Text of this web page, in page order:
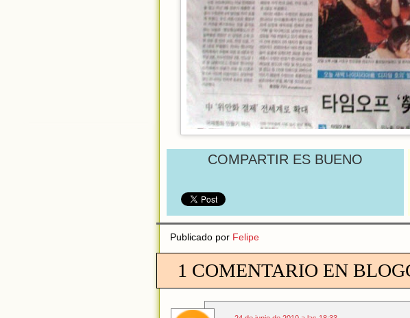
COMPARTIR ES BUENO
Publicado por Felipe
1 COMENTARIO EN